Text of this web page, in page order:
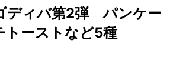
ディバ第2弾 パンケー
トーストなど5種